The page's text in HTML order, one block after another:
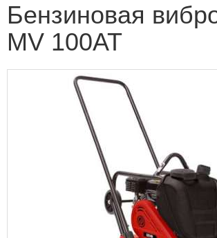
Бензиновая
MV 100AT